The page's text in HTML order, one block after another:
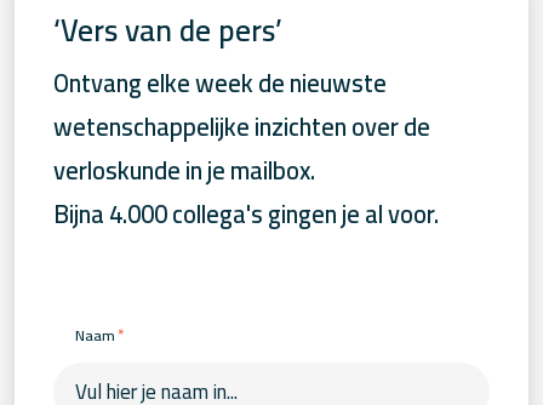
‘Vers van de pers’
Ontvang elke week de nieuwste
wetenschappelijke inzichten over de
verloskunde in je mailbox.
Bijna 4.000 collega's gingen je al voor.
Naam*